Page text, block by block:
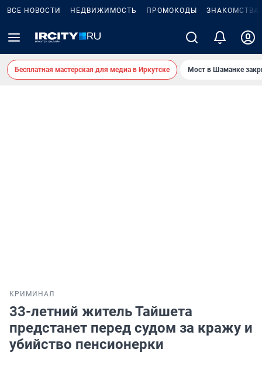
ВСЕ НОВОСТИ НЕДВИЖИМОСТЬ ПРОМОКОДЫ ЗНАКОМСТВА
Бесплатная мастерская для медиа в Иркутске Мост в Шаманке
КРИМИНАЛ
33-летний житель Тайшета
предстанет перед судом за кражу и
убийство пенсионерки